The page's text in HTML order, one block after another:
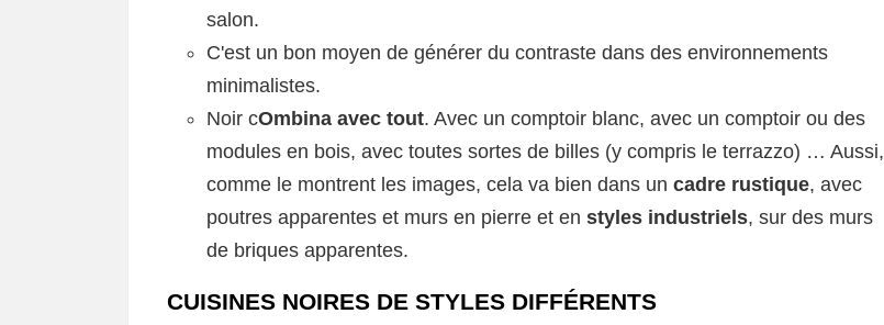
salon.
C'est un bon moyen de générer du contraste dans des environnements
minimalistes.
Noir cOmbina avec tout. Avec un comptoir blanc, avec un comptoir ou des
modules en bois, avec toutes sortes de billes (y compris le terrazzo) … Aussi,
comme le montrent les images, cela va bien dans un cadre rustique, avec
poutres apparentes et murs en pierre et en styles industriels, sur des murs
de briques apparentes.
CUISINES NOIRES DE STYLES DIFFÉRENTS